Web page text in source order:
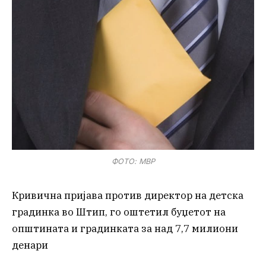
ФОТО: МВР
Кривична пријава против директор на детска
градинка во Штип, го оштетил буџетот на
општината и градинката за над 7,7 милиони
денари